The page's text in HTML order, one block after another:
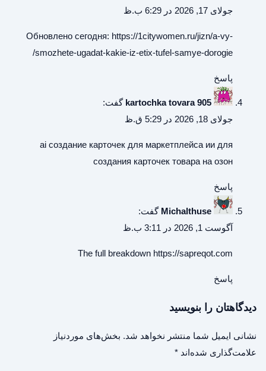
جولای 17, 2026 در 6:29 ب.ظ
Обновлено сегодня: https://1citywomen.ru/jizn/a-vy-
smozhete-ugadat-kakie-iz-etix-tufel-samye-dorogie/
پاسخ
kartochka tovara 905 گفت:
جولای 18, 2026 در 5:29 ق.ظ
ai создание карточек для маркетплейса ии для
создания карточек товара на озон
پاسخ
Michalthuse گفت:
آگوست 1, 2026 در 3:11 ب.ظ
The full breakdown https://sapreqot.com
پاسخ
دیدگاهتان را بنویسید
نشانی ایمیل شما منتشر نخواهد شد. بخش‌های موردنیاز
علامت‌گذاری شده‌اند *